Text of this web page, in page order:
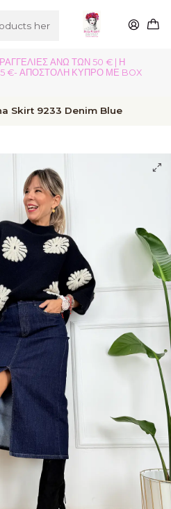
ΑΝΩ ΤΩΝ 50 € | Η
5 €- ΑΠΟΣΤΟΛΗ ΚΥΠΡΟ ΜΕ BOX
Skirt 9233 Denim Blue